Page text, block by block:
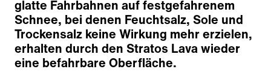
glatte Fahrbahnen auf festgefahrenem
Schnee, bei denen Feuchtsalz, Sole und
Trockensalz keine Wirkung mehr erzielen,
erhalten durch den Stratos Lava wieder
eine befahrbare Oberfläche.
Das Lava-Prinzip
Aufbau- und Abstellsysteme
Dosier- und Fördersystem
Feuchtsalzeinrichtung